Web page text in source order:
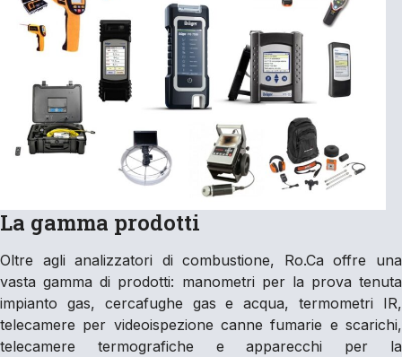
La gamma prodotti
Oltre agli analizzatori di combustione, Ro.Ca offre una
vasta gamma di prodotti: manometri per la prova tenuta
impianto gas, cercafughe gas e acqua, termometri IR,
telecamere per videoispezione canne fumarie e scarichi,
telecamere termografiche e apparecchi per la